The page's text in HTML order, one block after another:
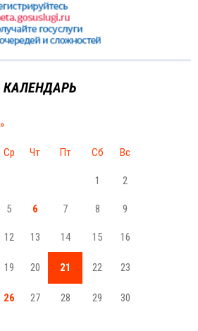
КАЛЕНДАРЬ
»
Ср Чт Пт Сб Вс
1 2
5 6 7 8 9
12 13 14 15 16
19 20 21 22 23
26 27 28 29 30